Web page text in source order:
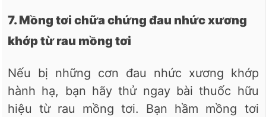
7. Mồng tơi chữa chứng đau nhức xương
khớp từ rau mồng tơi
Nếu bị những cơn đau nhức xương khớp
hành hạ, bạn hãy thử ngay bài thuốc hữu
hiệu từ rau mồng tơi. Bạn hầm mồng tơi